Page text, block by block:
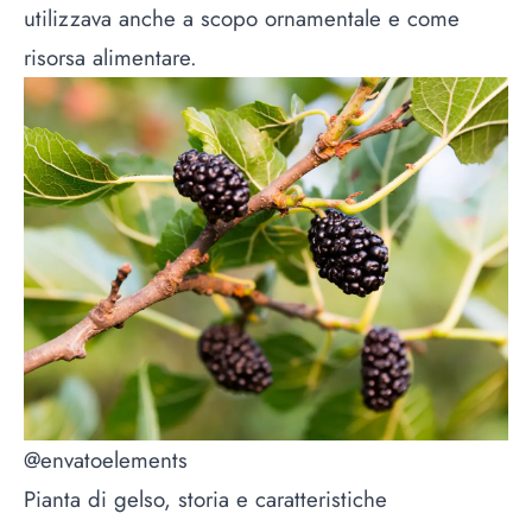
utilizzava anche a scopo ornamentale e come
risorsa alimentare.
@envatoelements
Pianta di gelso, storia e caratteristiche